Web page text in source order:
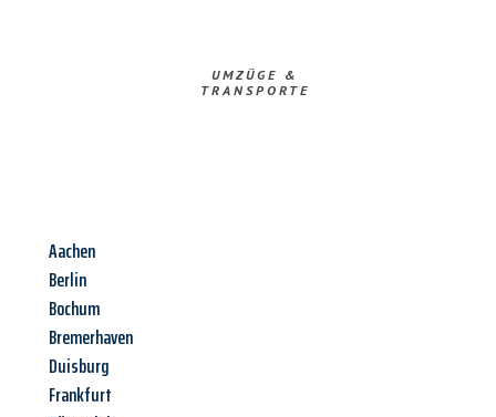
UMZÜGE &
TRANSPORTE
Aachen
Berlin
Bochum
Bremerhaven
Duisburg
Frankfurt